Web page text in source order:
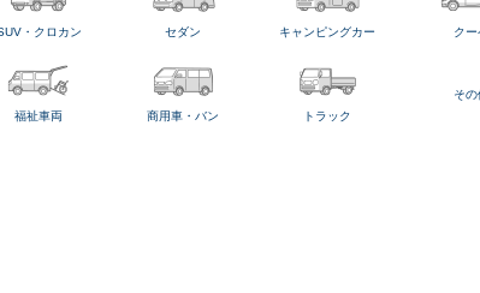
・クロカン セダン キャンピングカー クー
福祉車両 商用車・バン トラック
その